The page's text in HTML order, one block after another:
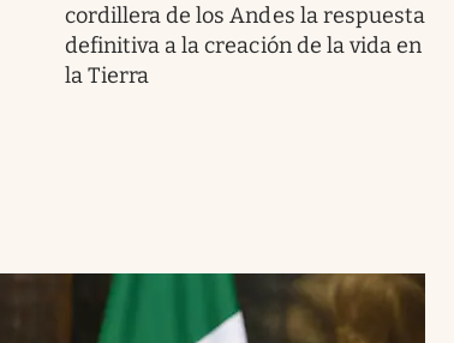
cordillera de los Andes la respuesta
definitiva a la creación de la vida en
la Tierra